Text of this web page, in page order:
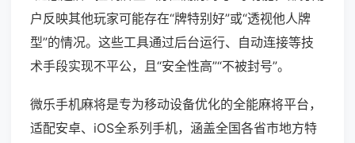
户反映其他玩家可能存在“牌特别好”或“透视他人牌
型”的情况。这些工具通过后台运行、自动连接等技
术手段实现不平公，且“安全性高”“不被封号”。
微乐手机麻将是专为移动设备优化的全能麻将平台，
适配安卓、iOS全系列手机，涵盖全国各省市地方特